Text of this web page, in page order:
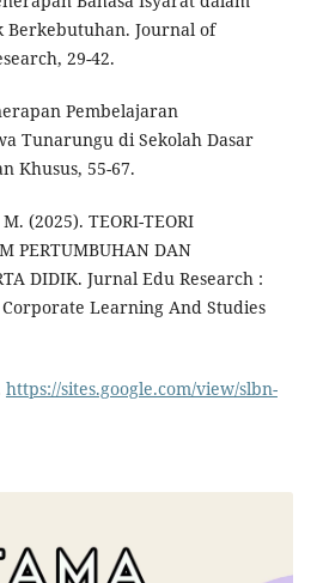
Berkebutuhan. Journal of
29-42.
Pembelajaran
Tunarungu di Sekolah Dasar
Khusus, 55-67.
(2025). TEORI-TEORI
PERTUMBUHAN DAN
DIDIK. Jurnal Edu Research :
Learning And Studies
https://sites.google.com/view/slbn-